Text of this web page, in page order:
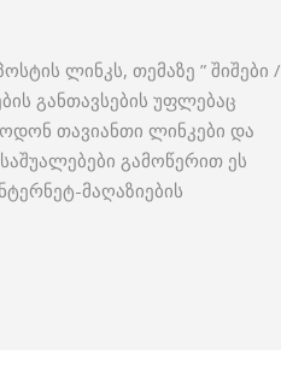
ლინკს, თემაზე ” შიშები /
განთავსების უფლებაც
თავიანთი ლინკები და
გამოწერით ეს
მაღაზიების